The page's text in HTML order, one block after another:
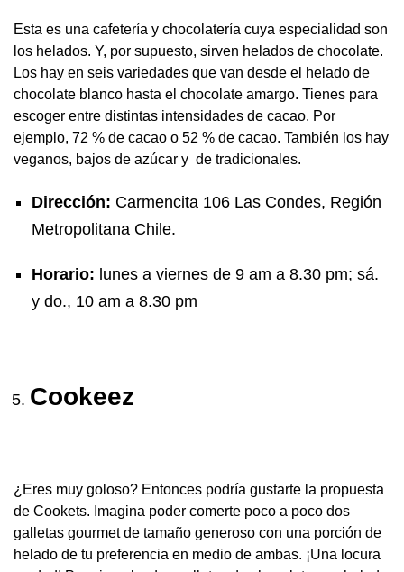
Esta es una cafetería y chocolatería cuya especialidad son
los helados. Y, por supuesto, sirven helados de chocolate.
Los hay en seis variedades que van desde el helado de
chocolate blanco hasta el chocolate amargo. Tienes para
escoger entre distintas intensidades de cacao. Por
ejemplo, 72 % de cacao o 52 % de cacao. También los hay
veganos, bajos de azúcar y de tradicionales.
Dirección: Carmencita 106 Las Condes, Región
Metropolitana Chile.
Horario: lunes a viernes de 9 am a 8.30 pm; sá.
y do., 10 am a 8.30 pm
Cookeez
¿Eres muy goloso? Entonces podría gustarte la propuesta
de Cookets. Imagina poder comerte poco a poco dos
galletas gourmet de tamaño generoso con una porción de
helado de tu preferencia en medio de ambas. ¡Una locura